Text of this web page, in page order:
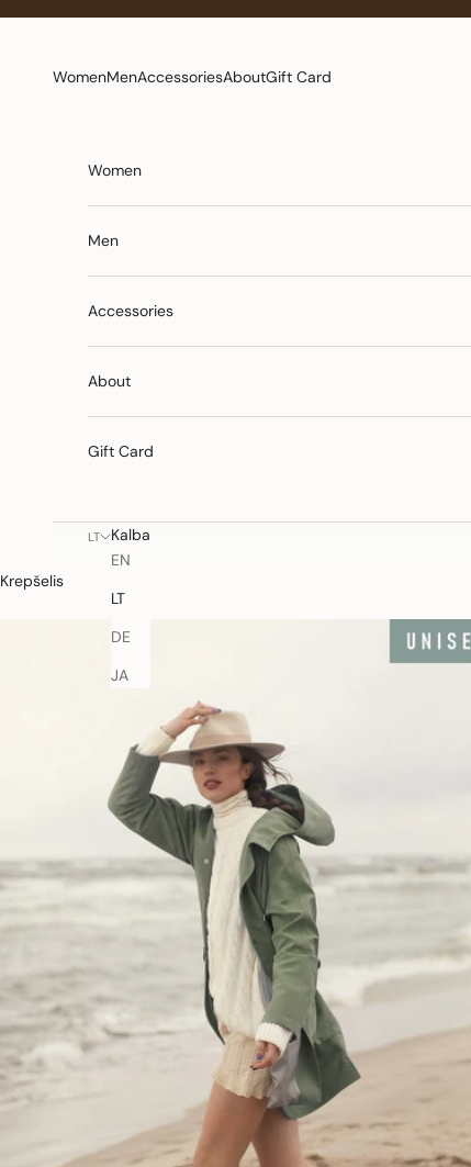
WomenMenAccessoriesAboutGift Card
Women
Men
Accessories
About
Gift Card
LT
Kalba
EN
LT
DE
JA
Krepšelis